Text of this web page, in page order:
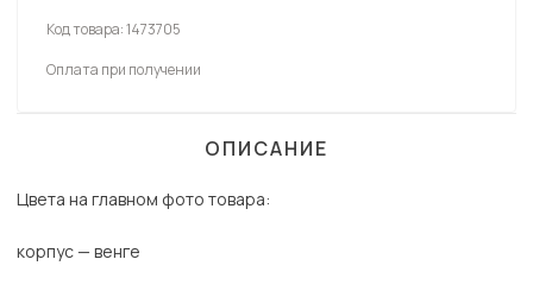
Код товара:1473705
Оплата при получении
ОПИСАНИЕ
Цвета на главном фото товара:
корпус — венге